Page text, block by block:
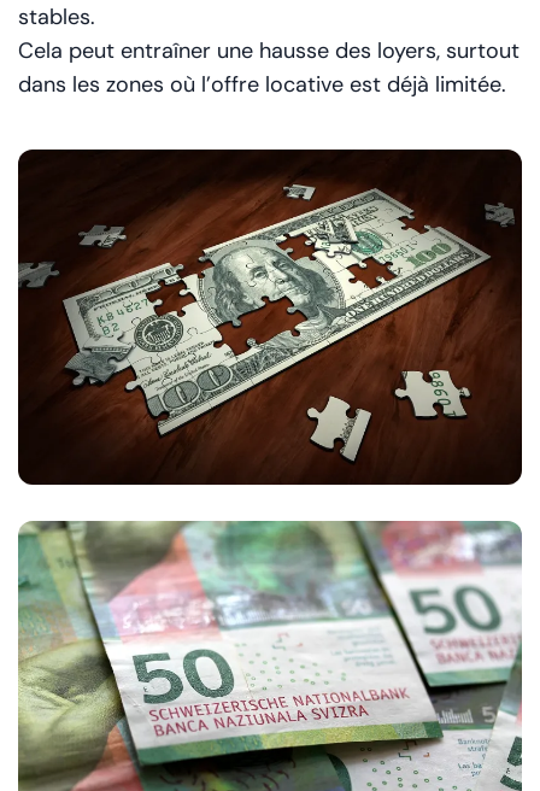
stables.
Cela peut entraîner une hausse des loyers, surtout
dans les zones où l’offre locative est déjà limitée.